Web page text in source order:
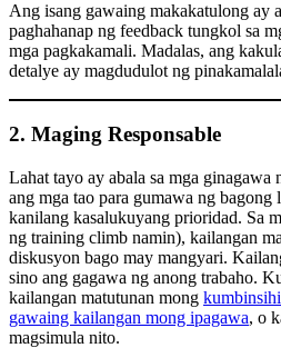
Ang isang gawaing makakatulong ay
paghahanap ng feedback tungkol sa
mga pagkakamali. Madalas, ang
detalye ay magdudulot ng
2. Maging Responsable
Lahat tayo ay abala sa mga
ang mga tao para gumawa ng
kanilang kasalukuyang prioridad. Sa
ng training climb namin), kailangan
diskusyon bago may mangyari.
sino ang gagawa ng anong trabaho.
kailangan matutunan mong
gawaing kailangan mong ipagawa, o
magsimula nito.